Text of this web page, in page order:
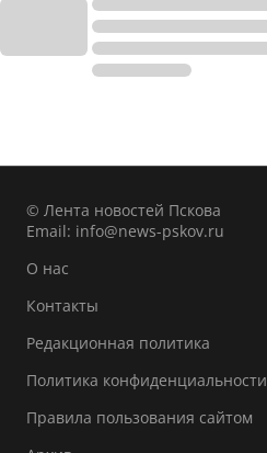
© Лента новостей Пскова
Email: info@news-pskov.ru
О нас
Контакты
Редакционная политика
Политика конфиденциальности
Правила пользования сайтом